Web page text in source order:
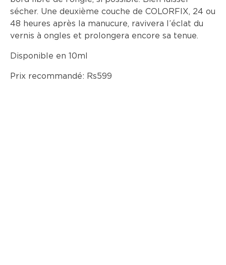
sécher. Une deuxième couche de COLORFIX, 24 ou
48 heures après la manucure, ravivera l’éclat du
vernis à ongles et prolongera encore sa tenue.
Disponible en 10ml
Prix recommandé: Rs599